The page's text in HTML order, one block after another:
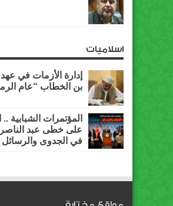
اسلاميات
إدارة الأزمات في
بن الخطاب “عام
المؤتمرات الشبابية
على خطى عبد الناصر
في الجدوى والرسائل